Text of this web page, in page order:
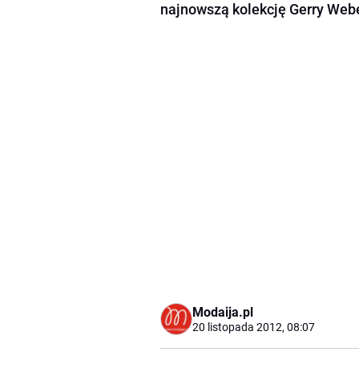
najnowszą kolekcję Gerry
Modaija.pl
20 listopada 2012, 08:07